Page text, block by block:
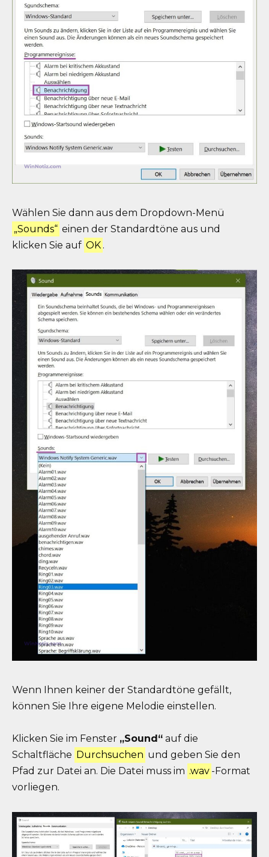
Wählen Sie dann aus dem Dropdown-Menü
„Sounds“ einen der Standardtöne aus und
klicken Sie auf OK .
Wenn Ihnen keiner der Standardtöne gefällt,
können Sie Ihre eigene Melodie einstellen.
Klicken Sie im Fenster „Sound“ auf die
Schaltfläche Durchsuchen und geben Sie den
Pfad zur Datei an. Die Datei muss im .wav -Format
vorliegen.